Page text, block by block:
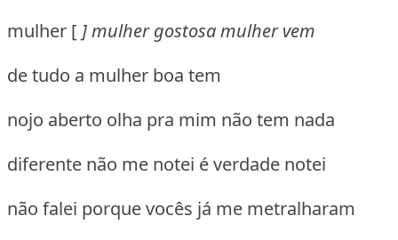
mulher [ ] mulher gostosa mulher vem
de tudo a mulher boa tem
nojo aberto olha pra mim não tem nada
diferente não me notei é verdade notei
não falei porque vocês já me metralharam